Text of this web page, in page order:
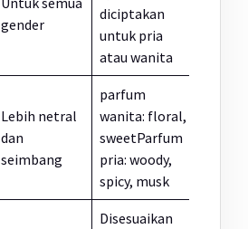
gender
diciptakan
untuk pria
atau wanita
Lebih netral
dan
seimbang
parfum
wanita: floral,
sweetParfum
pria: woody,
spicy, musk
Disesuaikan